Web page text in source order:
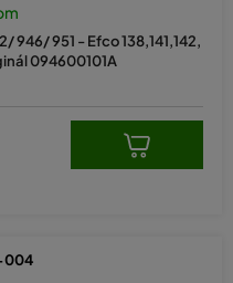
946/ 951 - Efco 138,141,142,
094600101A
004